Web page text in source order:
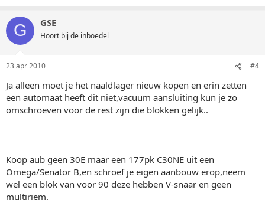
G GSE
Hoort bij de inboedel
23 apr 2010 #4
Ja alleen moet je het naaldlager nieuw kopen en erin zetten
een automaat heeft dit niet,vacuum aansluiting kun je zo
omschroeven voor de rest zijn die blokken gelijk..
Koop aub geen 30E maar een 177pk C30NE uit een
Omega/Senator B,en schroef je eigen aanbouw erop,neem
wel een blok van voor 90 deze hebben V-snaar en geen
multiriem.